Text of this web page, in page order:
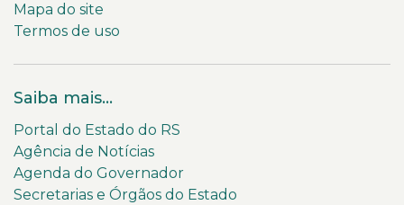
Mapa do site
Termos de uso
Saiba mais...
Portal do Estado do RS
Agência de Notícias
Agenda do Governador
Secretarias e Órgãos do Estado